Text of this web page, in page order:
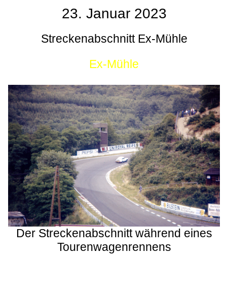
23. Januar 2023
Streckenabschnitt Ex-Mühle
Ex-Mühle
Der Streckenabschnitt während eines
Tourenwagenrennens